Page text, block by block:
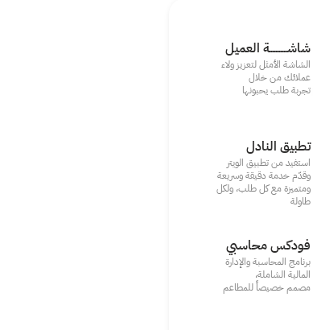
شاشـــــــــــة العميل
الشاشة الأمثل لتعزيز ولاء
عملائك من خلال
تجربة طلب يحبونها
تطبيق النادل
استفيد من تطبيق الويتر
وقدّم خدمة دقيقة وسريعة
ومتميزة مع كل طلب، ولكل
طاولة
فودكس محاسبي
برنامج المحاسبة والإدارة
المالية الشاملة،
مصمم خصيصاً للمطاعم